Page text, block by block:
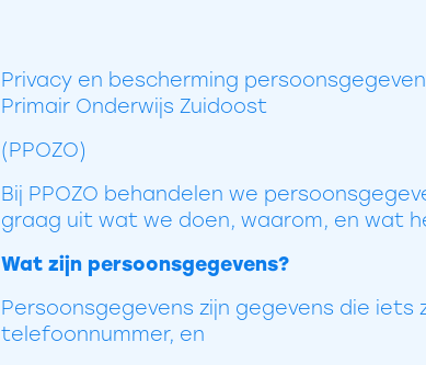
Privacy en bescherming
Primair Onderwijs Zuidoost
(PPOZO)
Bij PPOZO behandelen we
graag uit wat we doen, waarom, en wat
Wat zijn persoonsgegevens?
Persoonsgegevens zijn gegevens die iets
telefoonnummer, en